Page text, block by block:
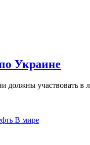
Украине
участвовать в
В мире